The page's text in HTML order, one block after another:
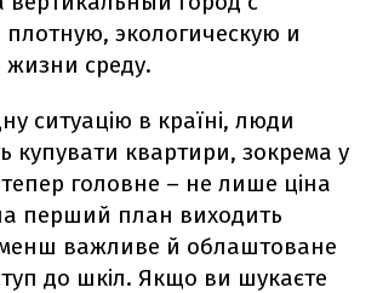
экологическую и
среду.
ситуацію в країні, люди
купувати квартири, зокрема у
тепер головне – не лише ціна
перший план виходить
важливе й облаштоване
до шкіл. Якщо ви шукаєте